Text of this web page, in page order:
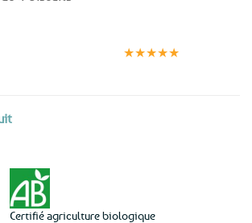
★★★★★
Certifié agriculture biologique